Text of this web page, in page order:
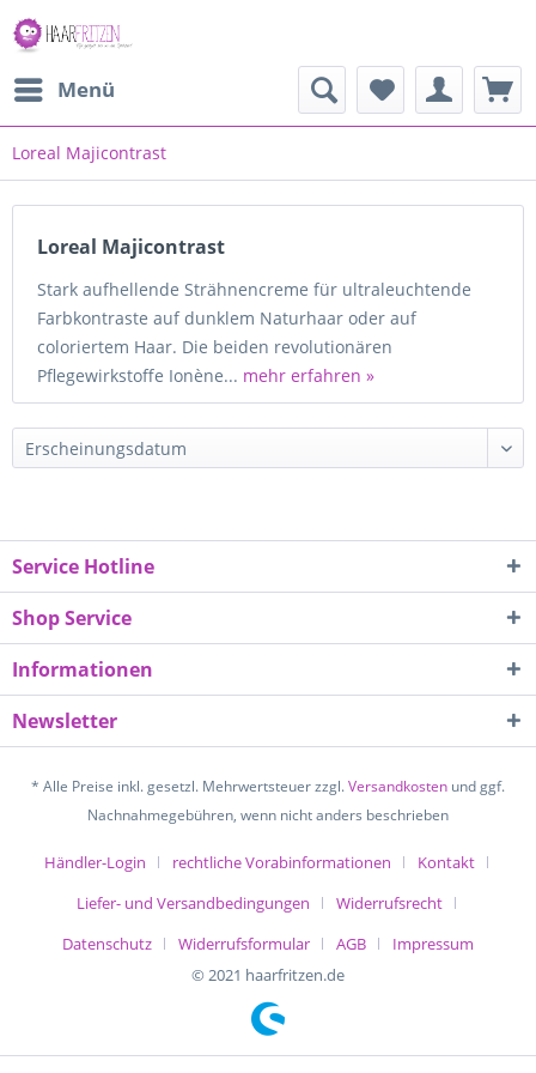
Menü
Loreal Majicontrast
Loreal Majicontrast
Stark aufhellende Strähnencreme für ultraleuchtende
Farbkontraste auf dunklem Naturhaar oder auf
coloriertem Haar. Die beiden revolutionären
Pflegewirkstoffe Ionène... mehr erfahren »
Service Hotline
Shop Service
Informationen
Newsletter
* Alle Preise inkl. gesetzl. Mehrwertsteuer zzgl.Versandkosten und ggf.
Nachnahmegebühren, wenn nicht anders beschrieben
Händler-Login rechtliche Vorabinformationen
Kontakt
Liefer- und Versandbedingungen
Widerrufsrecht
Datenschutz
Widerrufsformular AGB
Impressum
© 2021 haarfritzen.de